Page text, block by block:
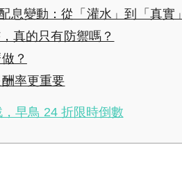
息變動：從「灌水」到「真實」
真的只有防禦嗎？
？
率更重要
早鳥 24 折限時倒數